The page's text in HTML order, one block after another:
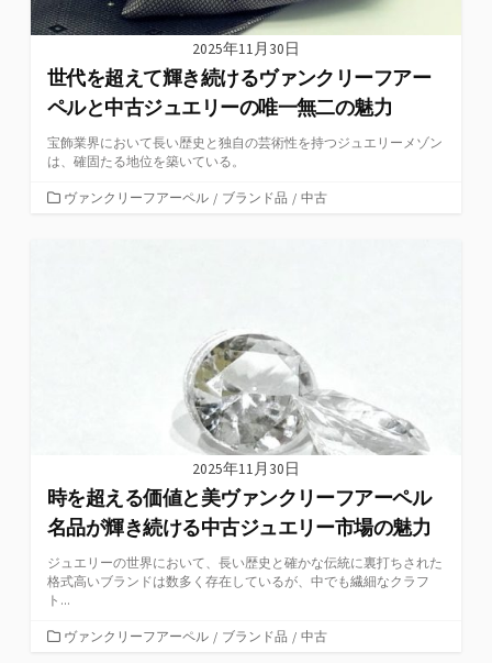
2025年11月30日
世代を超えて輝き続けるヴァンクリーフアー
ペルと中古ジュエリーの唯一無二の魅力
宝飾業界において長い歴史と独自の芸術性を持つジュエリーメゾン
は、確固たる地位を築いている。
カヴァンクリーフアーペル / ブランド品 / 中古
2025年11月30日
時を超える価値と美ヴァンクリーフアーペル
名品が輝き続ける中古ジュエリー市場の魅力
ジュエリーの世界において、長い歴史と確かな伝統に裏打ちされた
格式高いブランドは数多く存在しているが、中でも繊細なクラフ
ト...
カヴァンクリーフアーペル / ブランド品 / 中古